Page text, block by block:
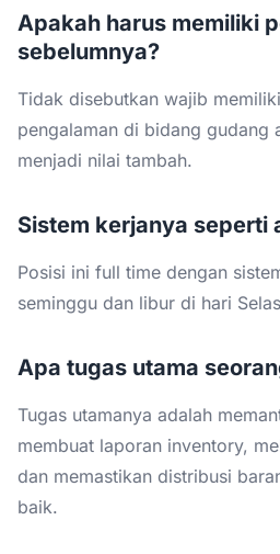
Apakah harus memiliki
sebelumnya?
Tidak disebutkan wajib
pengalaman di bidang gudang
menjadi nilai tambah.
Sistem kerjanya seperti
Posisi ini full time dengan
seminggu dan libur di hari
Apa tugas utama
Tugas utamanya adalah
membuat laporan inventory,
dan memastikan distribusi
baik.